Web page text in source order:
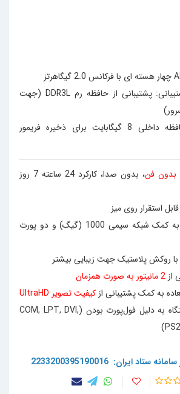
• حافظه رم قابل پشتیبانی: پشتیبانی از حافظه رم DDR3L (جهت
• حافظه داخلی: حافظه داخلی 8 گیگابایت برای ذخیره فریمور
بدون فن
، بدون صدا، کارکرد 24 ساعته 7 روز
استقرار روی میز
به کمک شبکه سیمی 1000 (گیگ) و دو پورت
روکش پلاستیک جهت زیبایی بیشتر
از
به کمک پشتیبانی از کیفیت تصویر UltraHD
به دلیل فول‌پورت بودن (COM, LPT, DVI,
)
ایران: 2233200395190016